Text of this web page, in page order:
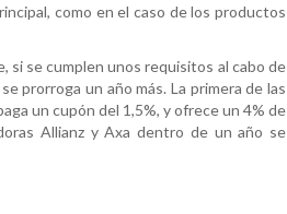
como en el caso de los productos
si se cumplen unos requisitos al cabo de
prorroga un año más. La primera de las
un cupón del 1,5%, y ofrece un 4% de
Allianz y Axa dentro de un año se